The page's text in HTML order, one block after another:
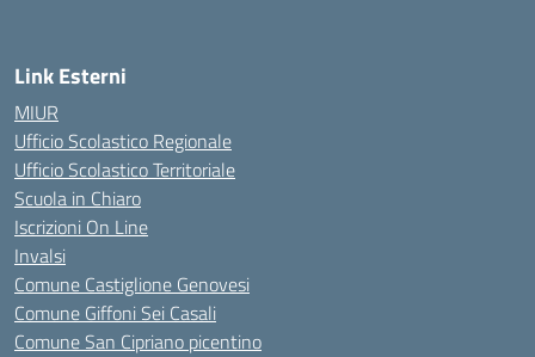
Link Esterni
MIUR
Ufficio Scolastico Regionale
Ufficio Scolastico Territoriale
Scuola in Chiaro
Iscrizioni On Line
Invalsi
Comune Castiglione Genovesi
Comune Giffoni Sei Casali
Comune San Cipriano picentino